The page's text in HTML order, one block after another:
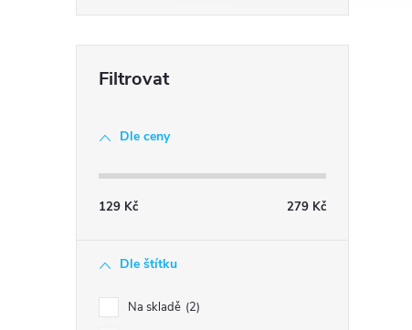
Dle ceny
129 Kč 279 Kč
Dle štítku
Na skladě 2